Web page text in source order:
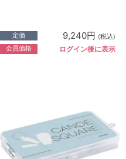
定価 9,240円 (税込)
会員価格 ログイン後に表示